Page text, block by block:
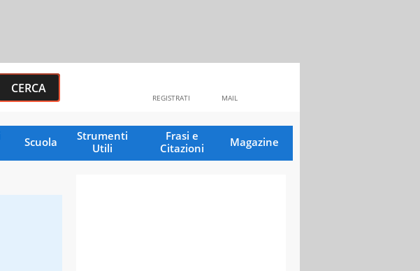
MAIL
REGISTRATI
Scuola
Strumenti
Utili
Frasi e
Citazioni
Magazine